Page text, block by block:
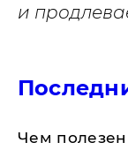
и
Чем полезен